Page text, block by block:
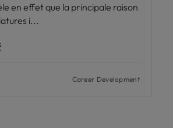
en effet que la principale raison
i
Career Development